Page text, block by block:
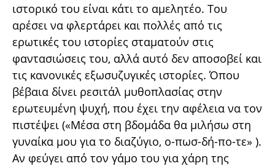
ιστορικό του είναι κάτι το αμελητέο. Του
αρέσει να φλερτάρει και πολλές από τις
ερωτικές του ιστορίες σταματούν στις
φαντασιώσεις του, αλλά αυτό δεν αποσοβεί και
τις κανονικές εξωσυζυγικές ιστορίες. Όπου
βέβαια δίνει ρεσιτάλ μυθοπλασίας στην
ερωτευμένη ψυχή, που έχει την αφέλεια να τον
πιστέψει («Μέσα στη βδομάδα θα μιλήσω στη
γυναίκα μου για το διαζύγιο, ο-πωσ-δή-πο-τε» ).
Αν φεύγει από τον γάμο του για χάρη της